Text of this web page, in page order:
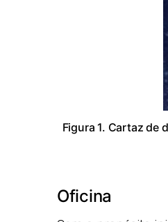
Figura 1. Cartaz de
Oficina